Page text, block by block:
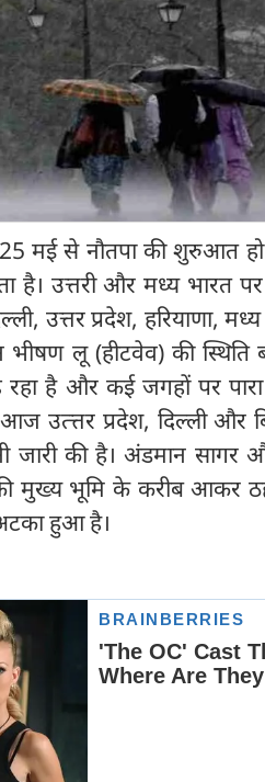
25 मई से नौतपा की शुरुआत हो
है। उत्तरी और मध्य भारत
उत्तर प्रदेश, हरियाणा,
लू (हीटवेव) की स्थिति
रहा है और कई जगहों पर
उत्‍त्तर प्रदेश, दिल्ली और
जारी की है। अंडमान सागर
मुख्य भूमि के करीब आकर
हुआ है।